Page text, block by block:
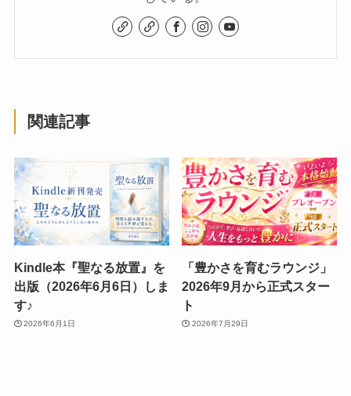
関連記事
Kindle本『聖なる放置』を
出版（2026年6月6日）しま
す♪
2026年6月1日
「豊かさを育むラウンジ」
2026年9月から正式スター
ト
2026年7月29日